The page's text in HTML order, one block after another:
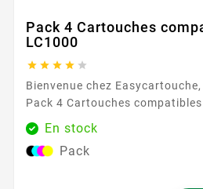
Pack 4 Cartouches
LC1000
    
Bienvenue chez
Pack 4 Cartouches compatibles
conçu pour offrir une qualité
exceptionnelle à un prix
sont parfaites pour ceux qui
En stock
Pack